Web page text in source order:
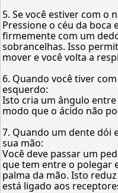
5. Se você estiver com o
Pressione o céu da boca
firmemente com um
sobrancelhas. Isso
mover e você volta a
6. Quando você tiver
esquerdo:
Isto cria um ângulo
modo que o ácido não
7. Quando um dente dói
sua mão:
Você deve passar um
que tem entre o polegar
palma da mão. Isto
está ligado aos